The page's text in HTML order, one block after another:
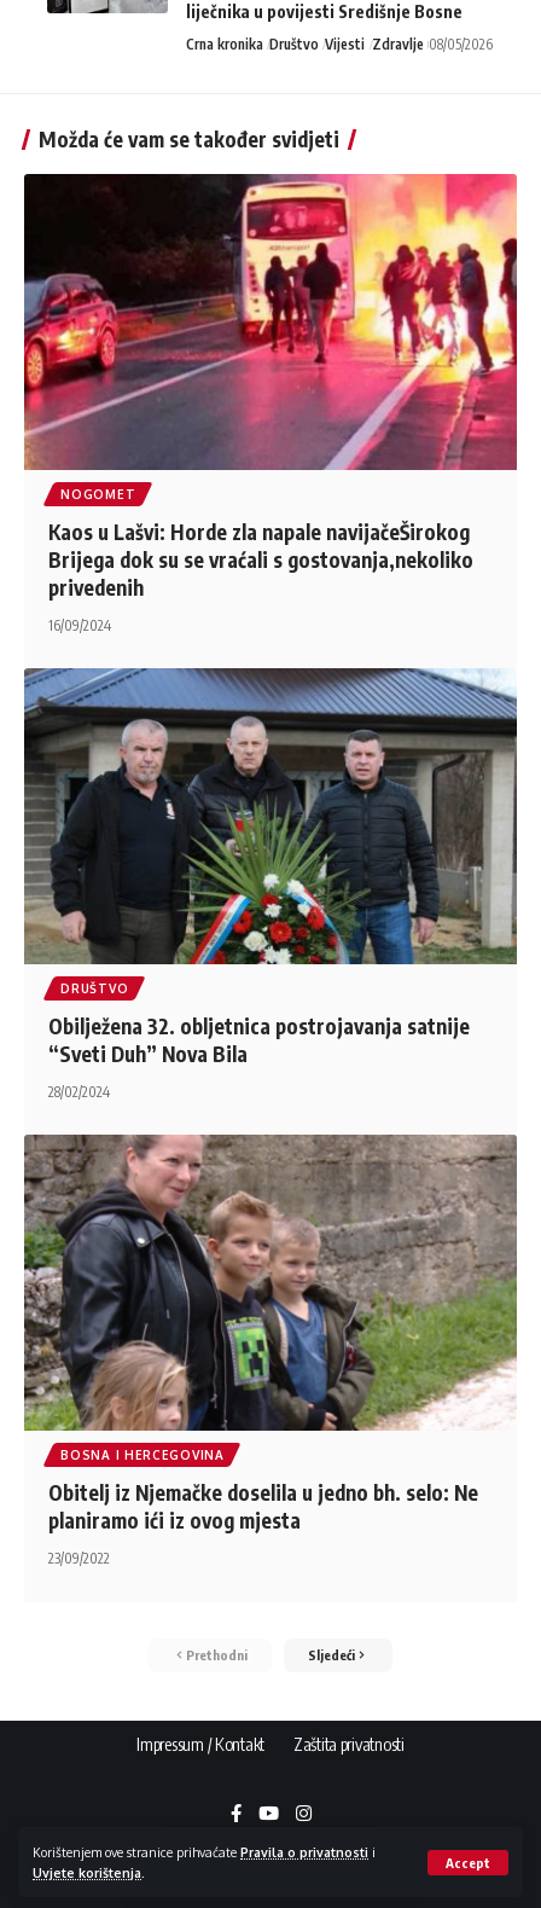
Korištenjem ove stranice prihvaćate Pravila o privatnosti i
Uvjete korištenja
Accept
liječnika u povijesti Središnje Bosne
Crna kronika Društvo Vijesti Zdravlje 08/05/2026
Možda će vam se također svidjeti
NOGOMET
Kaos u Lašvi: Horde zla napale navijačeŠirokog
Brijega dok su se vraćali s gostovanja,nekoliko
privedenih
16/09/2024
DRUŠTVO
Obilježena 32. obljetnica postrojavanja satnije
“Sveti Duh” Nova Bila
28/02/2024
BOSNA I HERCEGOVINA
Obitelj iz Njemačke doselila u jedno bh. selo: Ne
planiramo ići iz ovog mjesta
23/09/2022
Prethodni Sljedeći
Impressum / Kontakt Zaštita privatnosti
Copyright © 2015 - 2026 NovaBila.info | E-mail: info@novabila.info